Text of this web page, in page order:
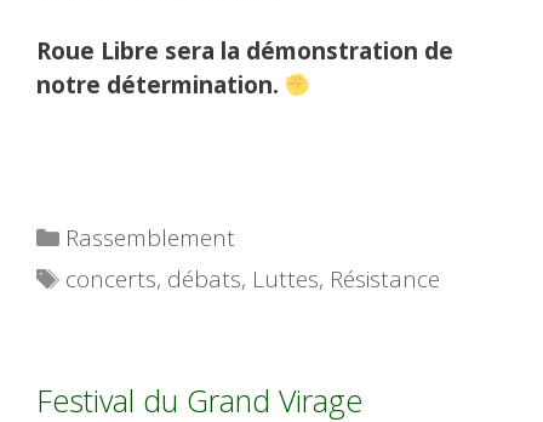
Roue Libre sera la démonstration de
notre détermination.
Catégories
Rassemblement
Étiquettes
concerts, débats, Luttes, Résistance
Festival du Grand Virage